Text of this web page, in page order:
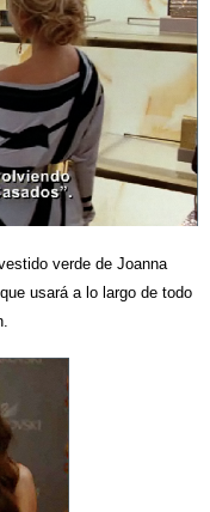
verde de Joanna
usará a lo largo de todo